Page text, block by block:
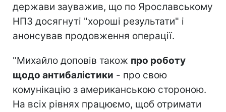
держави зауважив, що по Ярославському
НПЗ досягнуті "хороші результати" і
анонсував продовження операції.
"Михайло доповів також про роботу
щодо антибалістики - про свою
комунікацію з американською стороною.
На всіх рівнях працюємо, щоб отримати